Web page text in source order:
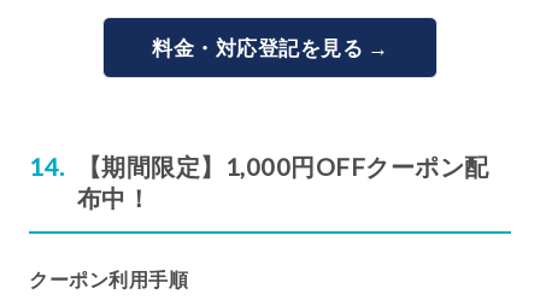
料金・対応登記を見る →
【期間限定】1,000円OFFクーポン配
布中！
クーポン利用手順